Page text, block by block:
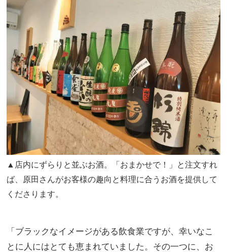
▲店内にずらりと並ぶお酒。「おまかせで！」と注文すれ
ば、原田さんがお客様の趣向と料理に合うお酒を提供して
くださります。
「ブラックなイメージがある飲食業ですが、幸いなこ
とに人にはとても恵まれていました。その一つに、お